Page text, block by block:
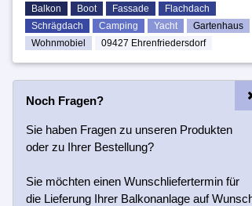
Balkon Boot Fassade
Flachdach
Schrägdach
Camping Yacht
Gartenhaus
Wohnmobiel
09427 Ehrenfriedersdorf
Noch Fragen?
Sie haben Fragen zu unseren Produkten
oder zu Ihrer Bestellung?
Sie möchten einen Wunschliefertermin für
die Lieferung Ihrer Balkonanlage auf